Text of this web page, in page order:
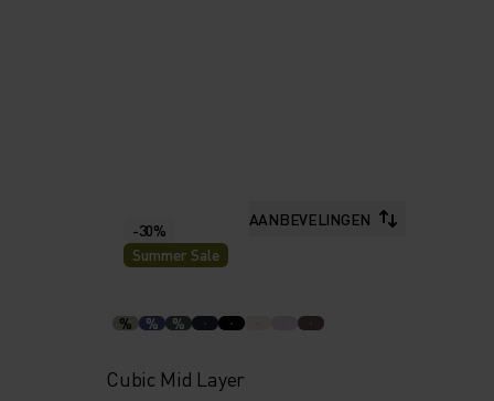
AANBEVELINGEN
-30%
Summer Sale
% % %
Cubic Mid Layer